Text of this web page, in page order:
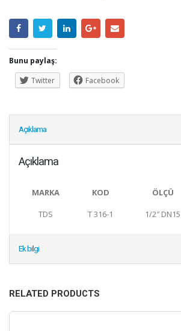
Bunu paylaş:
Twitter
Facebook
Açıklama
Açıklama
MARKA KOD ÖLÇÜ
TDS
T 316-1 1/2″ DN15
Ek bilgi
RELATED PRODUCTS